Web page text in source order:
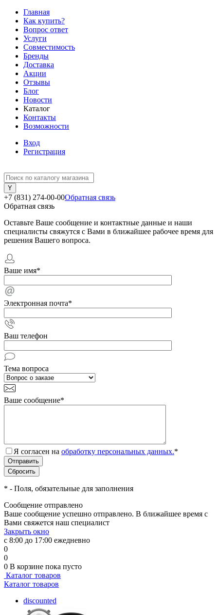
Главная
Как купить?
Вопрос ответ
Услуги
Совместимость
Бренды
Доставка
Акции
Отзывы
Блог
Новости
Каталог
Контакты
Возможности
Вход
Регистрация
+7 (831) 274-00-00Обратная связь
Обратная связь
Оставьте Ваше сообщение и контактные данные и наши
специалисты свяжутся с Вами в ближайшее рабочее время для
решения Вашего вопроса.
Ваше имя*
Электронная почта*
Ваш телефон
Тема вопроса
Ваше сообщение*
Я согласен на обработку персональных данных.*
* - Поля, обязательные для заполнения
Сообщение отправлено
Ваше сообщение успешно отправлено. В ближайшее время с
Вами свяжется наш специалист
Закрыть окно
с 8:00 до 17:00 ежедневно
0
0
0 В корзине пока пусто
Каталог товаров
Каталог товаров
discounted